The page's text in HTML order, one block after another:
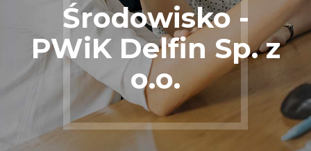
Środowisko -
PWiK Delfin Sp. z
o.o.